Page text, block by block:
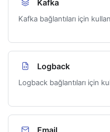
Kafka
Kafka bağlantıları için
Logback
Logback bağlantıları için
Email